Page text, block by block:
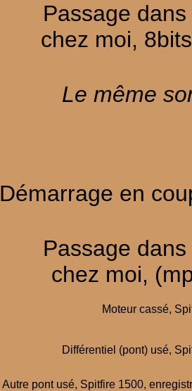
Passage
chez moi,
Le même
Démarrage en
Passage
chez moi,
Moteur cassé,
Différentiel (pont) usé,
Autre pont usé, Spitfire 1500,